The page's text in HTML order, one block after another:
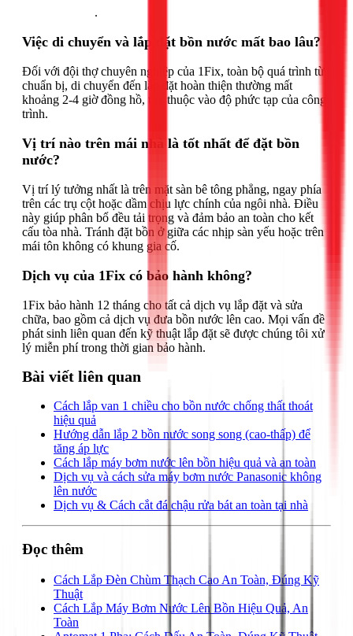
.
Việc di chuyển và lắp đặt bồn nước mất bao lâu?
Đối với đội thợ chuyên nghiệp của 1Fix, toàn bộ quá trình từ
chuẩn bị, di chuyển đến lắp đặt hoàn thiện thường mất
khoảng 2-4 giờ đồng hồ, tùy thuộc vào độ phức tạp của công
trình.
Vị trí nào trên mái nhà là tốt nhất để đặt bồn
nước?
Vị trí lý tưởng nhất là trên mặt sàn bê tông phẳng, ngay phía
trên các trụ cột hoặc dầm chịu lực chính của ngôi nhà. Điều
này giúp phân bổ đều tải trọng và đảm bảo an toàn cho kết
cấu tòa nhà. Tránh đặt bồn ở giữa các nhịp sàn yếu hoặc trên
mái tôn không có khung gia cố.
Dịch vụ của 1Fix có bảo hành không?
1Fix bảo hành 12 tháng cho tất cả dịch vụ lắp đặt và sửa
chữa, bao gồm cả dịch vụ đưa bồn nước lên cao. Mọi vấn đề
phát sinh liên quan đến kỹ thuật lắp đặt sẽ được chúng tôi xử
lý miễn phí trong thời gian bảo hành.
Bài viết liên quan
Cách lắp van 1 chiều cho bồn nước chống thất thoát
hiệu quả
Hướng dẫn lắp 2 bồn nước song song (cao-thấp) để
tăng áp lực
Cách lắp máy bơm nước lên bồn hiệu quả và an toàn
Dịch vụ và cách sửa máy bơm nước Panasonic không
lên nước
Dịch vụ & Cách cắt đá chậu rửa bát an toàn tại nhà
Đọc thêm
Cách Lắp Đèn Chùm Thạch Cao An Toàn, Đúng Kỹ
Thuật
Cách Lắp Máy Bơm Nước Lên Bồn Hiệu Quả, An
Toàn